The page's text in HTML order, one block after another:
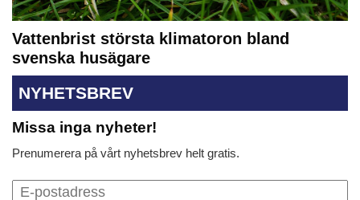
Vattenbrist största klimatoron bland
svenska husägare
NYHETSBREV
Missa inga nyheter!
Prenumerera på vårt nyhetsbrev helt gratis.